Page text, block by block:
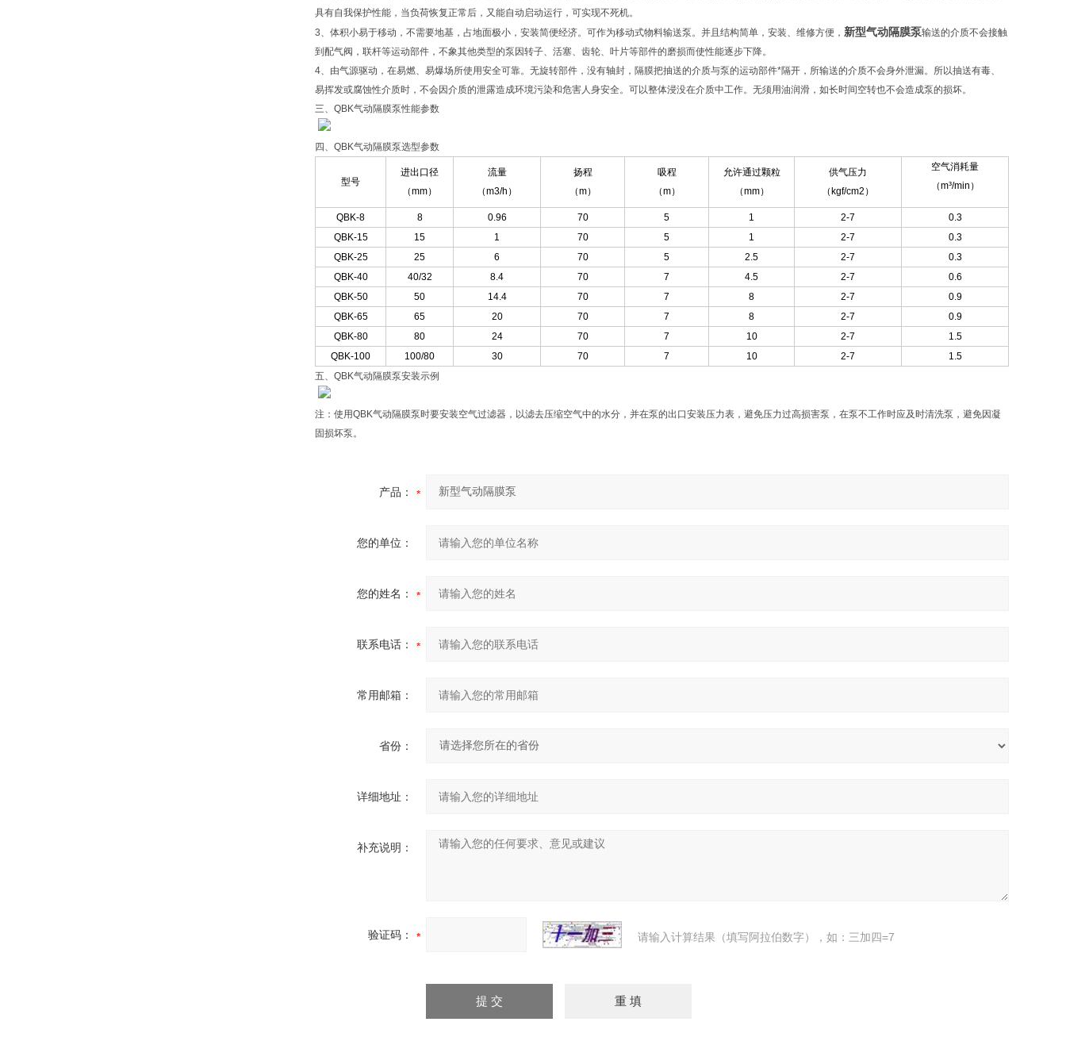
具有自我保护性能，当负荷恢复正常后，又能自动启动运行，可实现不死机。
3、 体积小易于移动，不需要地基，占地面极小，安装简便经济。可作为移动式物料输送泵。 并且结构简单，安装、维修方便， 新型气动隔膜泵输送的介质不会接触
到配气阀，联杆等运动部件，不象其他类型的泵因转子、活塞、齿轮、叶片等部件的磨损而使性能逐步下降。
4、由气源驱动，在易燃、易爆场所使用安全可靠。无旋转部件，没有轴封，隔膜把抽送的介质与泵的运动部件*隔开，所输送的介质不会身外泄漏。所以抽送有毒、
易挥发或腐蚀性介质时，不会因介质的泄露造成环境污染和危害人身安全。可以整体浸没在介质中工作。无须用油润滑，如长时间空转也不会造成泵的损坏。
三、QBK气动隔膜泵性能参数
四、QBK气动隔膜泵选型参数
型号
进出口径
（mm）
流量
（m3/h）
扬程
（m）
吸程
（m）
允许通过颗粒
（mm）
供气压力
（kgf/cm2）
空气消耗量
（m³/min）
QBK-8 8 0.96 70 5 1 2-7
0.3
QBK-15
15 1 70 5 1 2-7
0.3
QBK-25
25 6 70 5 2.5 2-7
0.3
QBK-40
40/32 8.4 70 7 4.5 2-7
0.6
QBK-50
50 14.4 70 7 8 2-7
0.9
QBK-65
65 20 70 7 8 2-7
0.9
QBK-80
80 24 70 7 10 2-7
1.5
QBK-100
100/80 30 70 7 10 2-7
1.5
五、QBK气动隔膜泵安装示例
注：使用QBK气动隔膜泵时要安装空气过滤器，以滤去压缩空气中的水分，并在泵的出口安装压力表，避免压力过高损害泵，在泵不工作时应及时清洗泵，避免因凝
固损坏泵。
产品：
您的单位：
您的姓名：
联系电话：
常用邮箱：
省份：
详细地址：
补充说明：
验证码： 请输入计算结果（填写阿拉伯数字），如：三加四=7